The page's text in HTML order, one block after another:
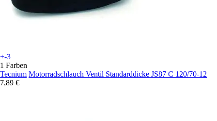
+-3
1 Farben
Tecnium Motorradschlauch Ventil Standarddicke JS87 C 120/70-12
7,89 €